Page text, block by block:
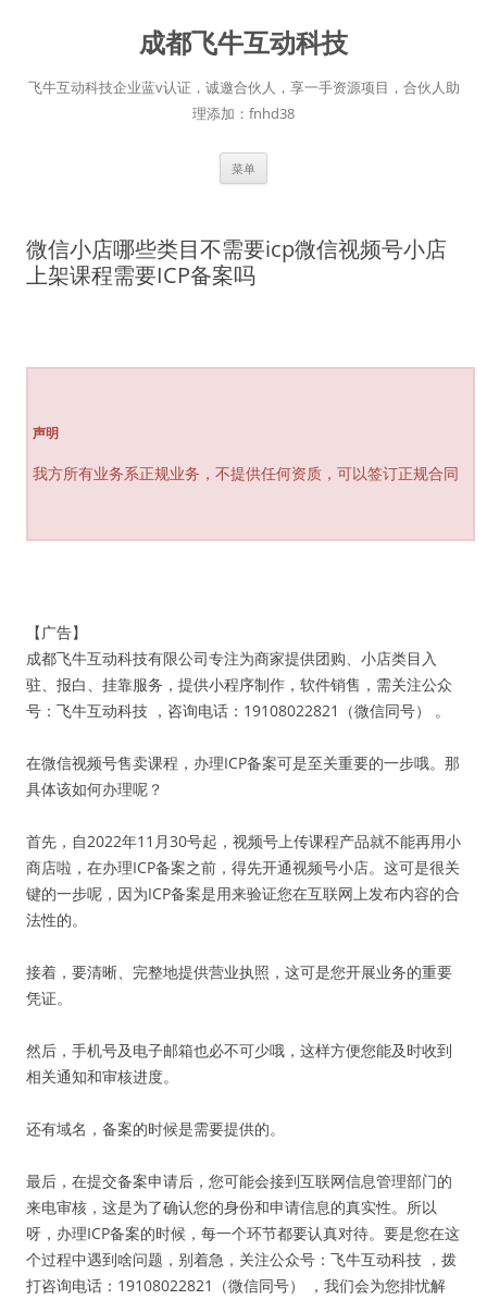
成都飞牛互动科技
飞牛互动科技企业蓝v认证，诚邀合伙人，享一手资源项目，合伙人助
理添加：fnhd38
菜单
微信小店哪些类目不需要icp微信视频号小店
上架课程需要ICP备案吗
声明
我方所有业务系正规业务，不提供任何资质，可以签订正规合同
【广告】
成都飞牛互动科技有限公司专注为商家提供团购、小店类目入
驻、报白、挂靠服务，提供小程序制作，软件销售，需关注公众
号：飞牛互动科技 ，咨询电话：19108022821（微信同号） 。
在微信视频号售卖课程，办理ICP备案可是至关重要的一步哦。那
具体该如何办理呢？
首先，自2022年11月30号起，视频号上传课程产品就不能再用小
商店啦，在办理ICP备案之前，得先开通视频号小店。这可是很关
键的一步呢，因为ICP备案是用来验证您在互联网上发布内容的合
法性的。
接着，要清晰、完整地提供营业执照，这可是您开展业务的重要
凭证。
然后，手机号及电子邮箱也必不可少哦，这样方便您能及时收到
相关通知和审核进度。
还有域名，备案的时候是需要提供的。
最后，在提交备案申请后，您可能会接到互联网信息管理部门的
来电审核，这是为了确认您的身份和申请信息的真实性。所以
呀，办理ICP备案的时候，每一个环节都要认真对待。要是您在这
个过程中遇到啥问题，别着急，关注公众号：飞牛互动科技 ，拨
打咨询电话：19108022821（微信同号） ，我们会为您排忧解